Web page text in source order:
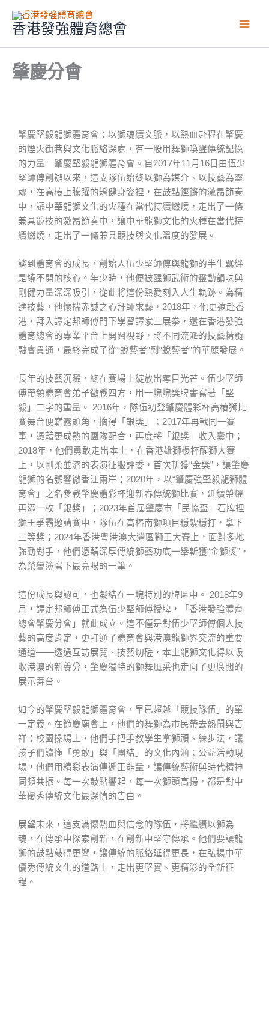
要
香港發強體育總會
肇慶分會
肇慶堅毅龍獅體育會：以獅魂續文脈，以熱血赴程在肇慶
的煙火街巷與文化脈絡深處，有一股用舞獅喚醒傳統記憶
的力量－肇慶堅毅龍獅體育會。自2017年11月16日由伍少
堅師傅創辦以來，這支隊伍始終以獅為媒介、以技藝為靈
魂，在高樁上騰躍的矯健身姿裡，在鼓點鏗鏘的激昂節奏
中，讓中華龍獅文化的火種在當代持續燃燒，走出了一條
兼具競技的激昂節奏中，讓中華龍獅文化的火種在當代持
續燃燒，走出了一條兼具競技與文化溫度的發展。
談到體育會的成長，創始人伍少堅師傅與龍獅的半生羈絆
是繞不開的核心。年少時，他便被醒獅武術的靈動韻味與
剛健力量深深吸引，從此將這份熱愛刻入人生軌跡。為精
進技藝，他懷揣赤誠之心拜師求藝，2018年，他更遠赴香
港，拜入譚定邦師傅門下學習譚家三展拳，還在香港發強
體育總會的專業平台上開闊視野，將不同流派的技藝精髓
融會貫通，最終完成了從“蛻藝者”到“蛻藝者”的華麗發展。
長年的技藝沉澱，終在賽場上綻放出奪目光芒。伍少堅師
傅帶領體育會弟子徵戰四方，用一塊塊獎牌書寫著「堅
毅」二字的重量。 2016年，隊伍初登肇慶體彩杯高樁獅比
賽舞台便嶄露頭角，摘得「銀獎」；2017年再戰同一賽
事，憑藉更成熟的團隊配合，再度將「銀獎」收入囊中；
2018年，他們勇敢走出本土，在香港雄獅樓杯醒獅大賽
上，以剛柔並濟的表演征服評委，首次斬獲“金獎”，讓肇慶
龍獅的名號響徹香江兩岸；2020年，以“肇慶強堅毅龍獅體
育會」之名參戰肇慶體彩杯迎新春傳統獅比賽，延續榮耀
再添一枚「銀獎」；2023年首屆肇慶市「民協盃」石牌裡
獅王爭霸邀請賽中，隊伍在高樁南獅項目穩紮穩打，拿下
三等獎；2024年香港粵港澳大灣區獅王大賽上，面對多地
強勁對手，他們憑藉深厚傳統獅藝功底一舉斬獲“金獅獎”，
為榮譽簿寫下最亮眼的一筆。
這份成長與認可，也凝結在一塊特別的牌匾中。 2018年9
月，譚定邦師傅正式為伍少堅師傅授牌，「香港發強體育
總會肇慶分會」就此成立。這不僅是對伍少堅師傅個人技
藝的高度肯定，更打通了體育會與港澳龍獅界交流的重要
通道——透過互訪展覽、技藝切磋，本土龍獅文化得以吸
收港澳的新養分，肇慶獨特的獅舞風采也走向了更廣闊的
展示舞台。
如今的肇慶堅毅龍獅體育會，早已超越「競技隊伍」的單
一定義。在節慶廟會上，他們的舞獅為市民帶去熱鬧與吉
祥；校園操場上，他們手把手教學生拿獅頭、練步法，讓
孩子們讀懂「勇敢」與「團結」的文化內涵；公益活動現
場，他們用精彩表演傳遞正能量，讓傳統藝術與時代精神
同頻共振。每一次鼓點響起，每一次獅頭高揚，都是對中
華優秀傳統文化最深情的告白。
展望未來，這支滿懷熱血與信念的隊伍，將繼續以獅為
魂，在傳承中探索創新，在創新中堅守傳承。他們要讓龍
獅的鼓點敲得更響，讓傳統的脈絡延得更長，在弘揚中華
優秀傳統文化的道路上，走出更堅實、更精彩的全新征
程。
章